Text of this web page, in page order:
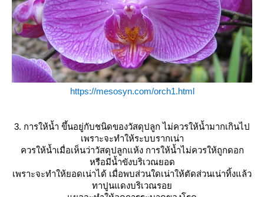
https://mesosyn.com/orch1.html
3. การให้น้ำ ขึ้นอยู่กับชนิดของวัสดุปลูก ไม่ควรให้น้ำมากเกินไป
เพราะจะทำให้ระบบรากเน่า
ควรให้น้ำเมื่อเห็นว่าวัสดุปลูกแห้ง การให้น้ำไม่ควรให้ถูกดอก
หรือมีน้ำขังบริเวณยอด
เพราะจะทำให้ยอดเน่าได้ เมื่อพบส่วนใดเน่าให้ตัดส่วนเน่าทิ้งแล้ว
ทาปูนแดงบริเวณรอ